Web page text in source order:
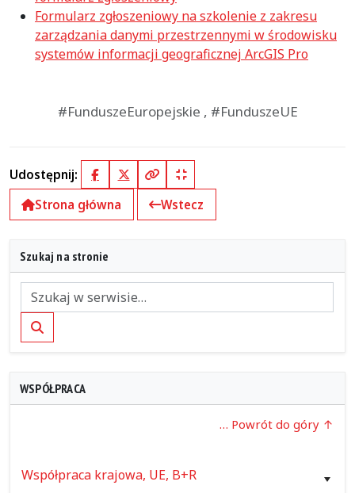
Formularz zgłoszeniowy na szkolenie z zakresu
zarządzania danymi przestrzennymi w środowisku
systemów informacji geograficznej ArcGIS Pro
#FunduszeEuropejskie , #FunduszeUE
Udostępnij: FacebookX (Twitter)
Kopiuj pełny link
Kopiuj krótki link
Strona główna
Wstecz
Szukaj na stronie
Szukaj
WSPÓŁPRACA
… Powrót do góry
Współpraca krajowa, UE, B+R